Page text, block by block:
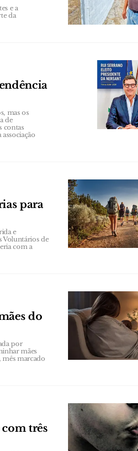
e a
da
mas os
de
contas
para
e
Voluntários de
com a
do
por
mães
mês marcado
três